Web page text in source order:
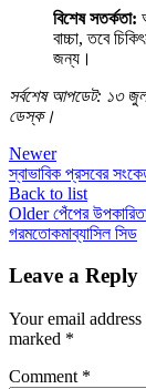
বিশেষ সতর্কতা:
বাচ্চা, তবে
জন্য।
সর্বশেষ আপডেট: ১৩
ডেস্ক।
Newer
স্বাভাবিক প্রসবের
Back to list
Older পেঁপের
গরমতোকমাব্যাসিল সিড
Leave a Reply
Your email
marked *
Comment *